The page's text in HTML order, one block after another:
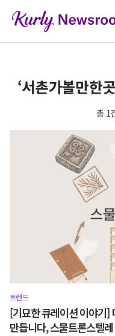
‘서촌가볼만한
총 1
트렌드
[기묘한 큐레이션 이야기]
만듭니다, 스물트론스텔레